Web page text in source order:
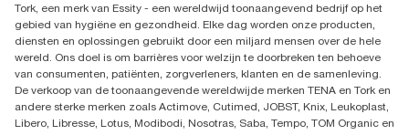
Essity Belgium NV
Berkenlaan 8B
1831 MACHELEN
Tork, een merk van Essity - een wereldwijd toonaangevend bedrijf op het
gebied van hygiëne en gezondheid. Elke dag worden onze producten,
diensten en oplossingen gebruikt door een miljard mensen over de hele
wereld. Ons doel is om barrières voor welzijn te doorbreken ten behoeve
van consumenten, patiënten, zorgverleners, klanten en de samenleving.
De verkoop van de toonaangevende wereldwijde merken TENA en Tork en
andere sterke merken zoals Actimove, Cutimed, JOBST, Knix, Leukoplast,
Libero, Libresse, Lotus, Modibodi, Nosotras, Saba, Tempo, TOM Organic en